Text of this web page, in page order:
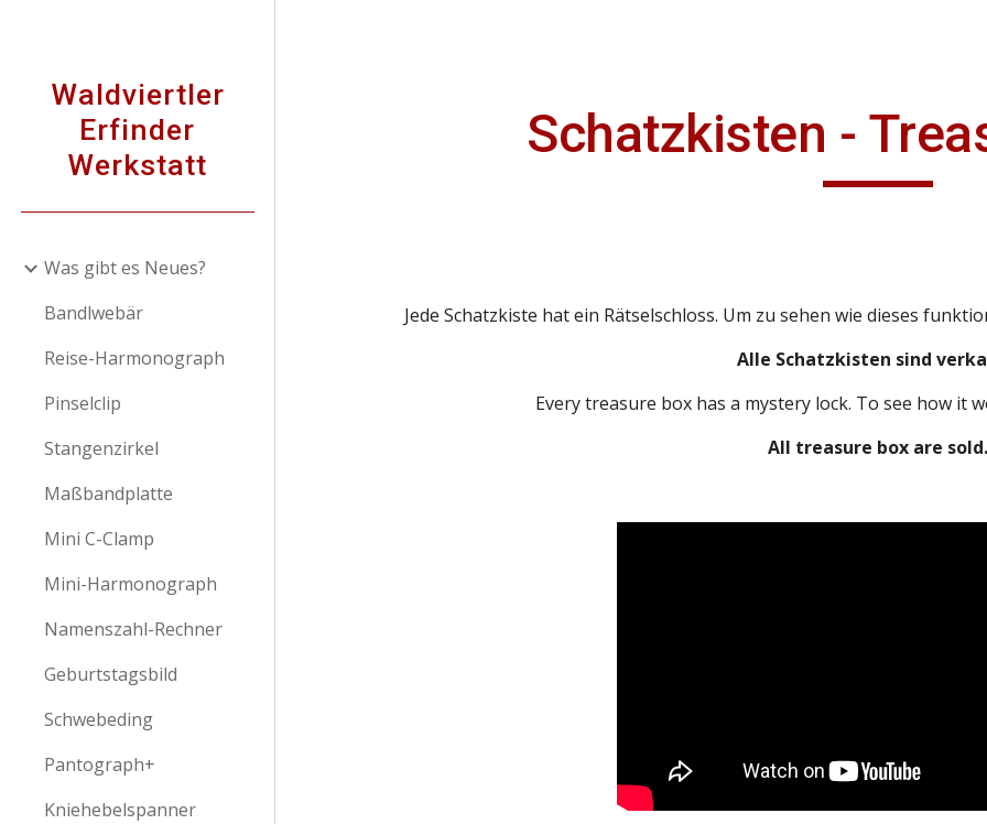
Waldviertler
Erfinder
Werkstatt
Was gibt es Neues?
Bandlwebär
Reise-Harmonograph
Pinselclip
Stangenzirkel
Maßbandplatte
Mini C-Clamp
Mini-Harmonograph
Namenszahl-Rechner
Geburtstagsbild
Schwebeding
Pantograph+
Kniehebelspanner
Schatzkisten -
Jede Schatzkiste hat ein Rätselschloss. Um zu sehen wie dieses
Alle Schatzkisten sind
Every treasure box has a mystery lock. To see how it
All treasure box are sold.